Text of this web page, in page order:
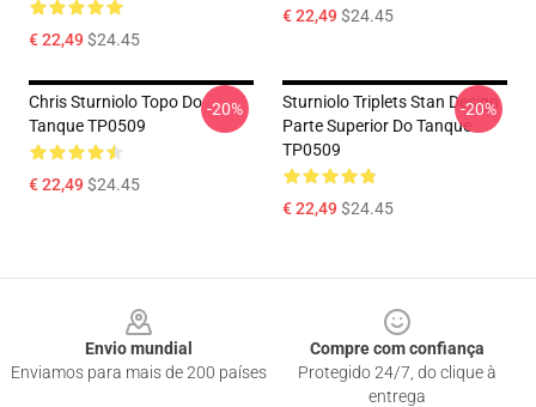
€ 22,49$24.45
€ 22,49$24.45
Chris Sturniolo Topo Do
Tanque TP0509
€ 22,49$24.45
-20%
Sturniolo Triplets Stan Design
Parte Superior Do Tanque
TP0509
€ 22,49$24.45
-20%
Envio mundial
Enviamos para mais de 200 países
Compre com confiança
Protegido 24/7, do clique à
entrega